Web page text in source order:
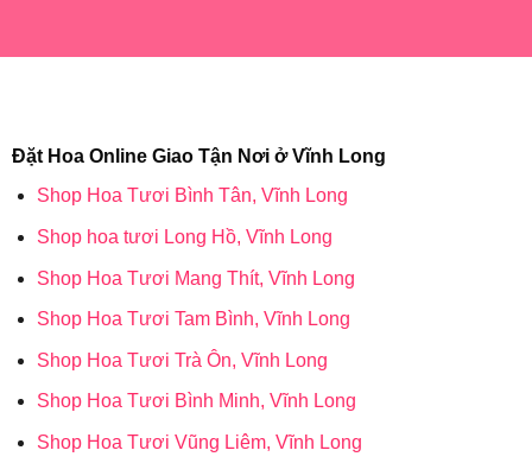
Đặt Hoa Online Giao Tận Nơi ở Vĩnh Long
Shop Hoa Tươi Bình Tân, Vĩnh Long
Shop hoa tươi Long Hồ, Vĩnh Long
Shop Hoa Tươi Mang Thít, Vĩnh Long
Shop Hoa Tươi Tam Bình, Vĩnh Long
Shop Hoa Tươi Trà Ôn, Vĩnh Long
Shop Hoa Tươi Bình Minh, Vĩnh Long
Shop Hoa Tươi Vũng Liêm, Vĩnh Long